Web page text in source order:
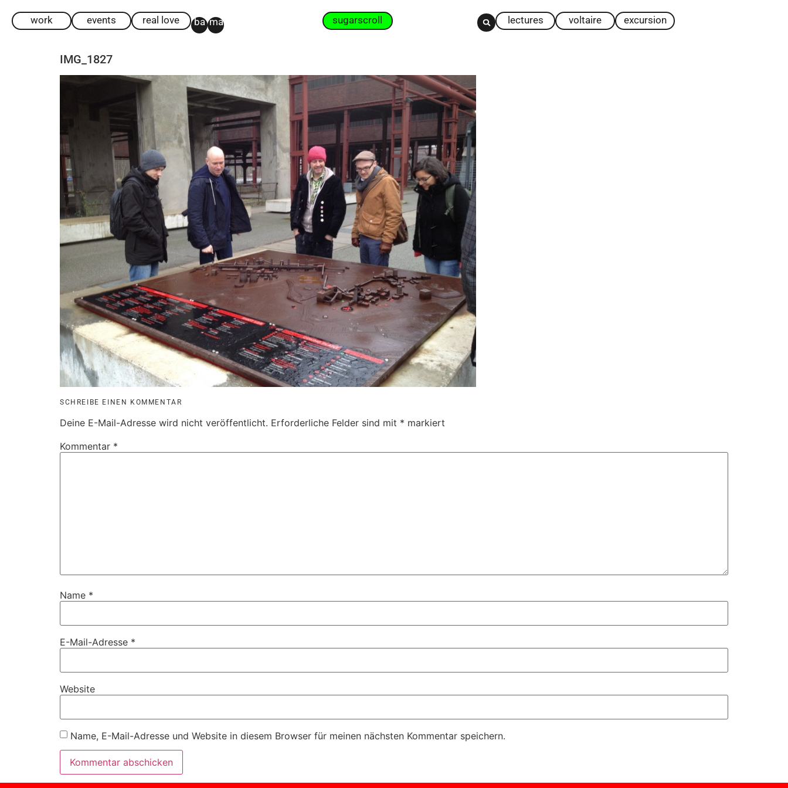
work events real love ba ma sugarscroll lectures voltaire excursion
IMG_1827
SCHREIBE EINEN KOMMENTAR
Deine E-Mail-Adresse wird nicht veröffentlicht. Erforderliche Felder sind mit * markiert
Kommentar *
Name *
E-Mail-Adresse *
Website
Name, E-Mail-Adresse und Website in diesem Browser für meinen nächsten Kommentar speichern.